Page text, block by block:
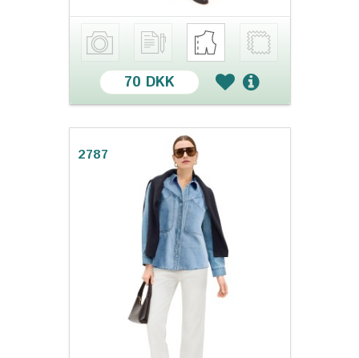
70 DKK
2787